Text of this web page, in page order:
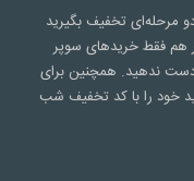
مرحله‌ای تخفیف بگیرید
هم فقط خریدهای سوپر
ندهید. همچنین برای
خود را با کد تخفیف شب